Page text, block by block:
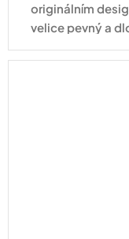
originálním
velice pevný a
Vhodný pro
využití.